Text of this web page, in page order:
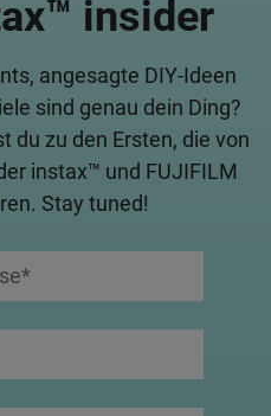
insider
angesagte DIY-Ideen
sind genau dein Ding?
du zu den Ersten, die von
instax™ und FUJIFILM
Stay tuned!